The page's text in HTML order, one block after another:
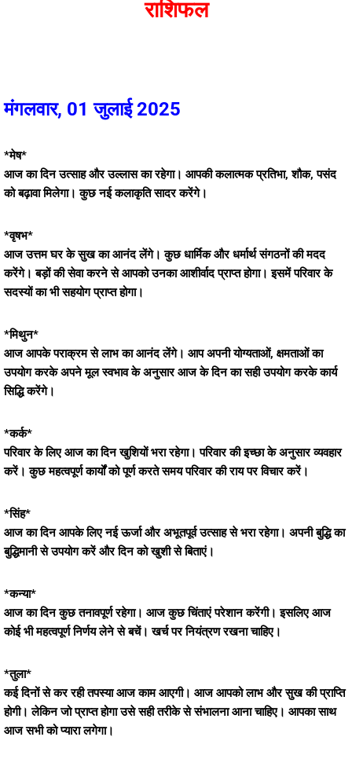
राशिफल
मंगलवार, 01 जुलाई 2025
*मेष*
आज का दिन उत्साह और उल्लास का रहेगा। आपकी कलात्मक प्रतिभा, शौक, पसंद
को बढ़ावा मिलेगा। कुछ नई कलाकृति सादर करेंगे।
*वृषभ*
आज उत्तम घर के सुख का आनंद लेंगे। कुछ धार्मिक और धर्मार्थ संगठनों की मदद
करेंगे। बड़ों की सेवा करने से आपको उनका आशीर्वाद प्राप्त होगा। इसमें परिवार के
सदस्यों का भी सहयोग प्राप्त होगा।
*मिथुन*
आज आपके पराक्रम से लाभ का आनंद लेंगे। आप अपनी योग्यताओं, क्षमताओं का
उपयोग करके अपने मूल स्वभाव के अनुसार आज के दिन का सही उपयोग करके कार्य
सिद्धि करेंगे।
*कर्क*
परिवार के लिए आज का दिन खुशियों भरा रहेगा। परिवार की इच्छा के अनुसार व्यवहार
करें। कुछ महत्वपूर्ण कार्यों को पूर्ण करते समय परिवार की राय पर विचार करें।
*सिंह*
आज का दिन आपके लिए नई ऊर्जा और अभूतपूर्व उत्साह से भरा रहेगा। अपनी बुद्धि का
बुद्धिमानी से उपयोग करें और दिन को खुशी से बिताएं।
*कन्या*
आज का दिन कुछ तनावपूर्ण रहेगा। आज कुछ चिंताएं परेशान करेंगी। इसलिए आज
कोई भी महत्वपूर्ण निर्णय लेने से बचें। खर्च पर नियंत्रण रखना चाहिए।
*तुला*
कई दिनों से कर रही तपस्या आज काम आएगी। आज आपको लाभ और सुख की प्राप्ति
होगी। लेकिन जो प्राप्त होगा उसे सही तरीके से संभालना आना चाहिए। आपका साथ
आज सभी को प्यारा लगेगा।